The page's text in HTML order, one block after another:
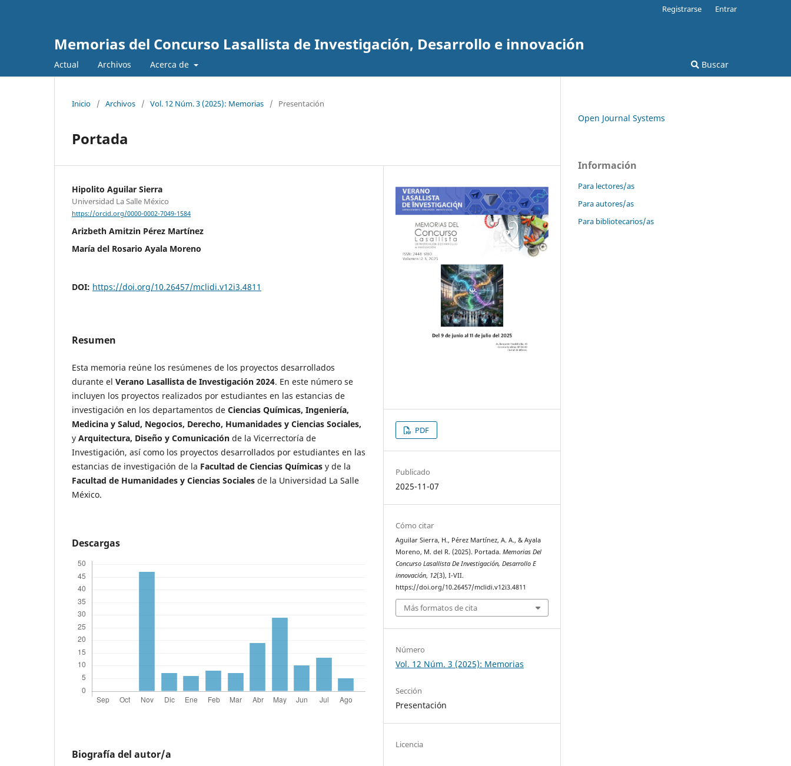
Memorias del Concurso Lasallista de Investigación, Desarrollo e innovación
Actual Archivos Acerca de Buscar
Registrarse Entrar
Inicio / Archivos / Vol. 12 Núm. 3 (2025): Memorias / Presentación
Portada
Hipolito Aguilar Sierra
Universidad La Salle México
https://orcid.org/0000-0002-7049-1584
Arizbeth Amitzin Pérez Martínez
María del Rosario Ayala Moreno
DOI: https://doi.org/10.26457/mclidi.v12i3.4811
Resumen
Esta memoria reúne los resúmenes de los proyectos desarrollados
durante el Verano Lasallista de Investigación 2024. En este número se
incluyen los proyectos realizados por estudiantes en las estancias de
investigación en los departamentos de Ciencias Químicas, Ingeniería,
Medicina y Salud, Negocios, Derecho, Humanidades y Ciencias Sociales,
y Arquitectura, Diseño y Comunicación de la Vicerrectoría de
Investigación, así como los proyectos desarrollados por estudiantes en las
estancias de investigación de la Facultad de Ciencias Químicas y de la
Facultad de Humanidades y Ciencias Sociales de la Universidad La Salle
México.
Descargas
Biografía del autor/a
PDF
Publicado
2025-11-07
Cómo citar
Aguilar Sierra, H., Pérez Martínez, A. A., & Ayala
Moreno, M. del R. (2025). Portada.Memorias Del
Concurso Lasallista De Investigación, Desarrollo E
innovación, 12(3), I-VII.
https://doi.org/10.26457/mclidi.v12i3.4811
Más formatos de cita
Número
Vol. 12 Núm. 3 (2025): Memorias
Sección
Presentación
Licencia
Open Journal Systems
Información
Para lectores/as
Para autores/as
Para bibliotecarios/as